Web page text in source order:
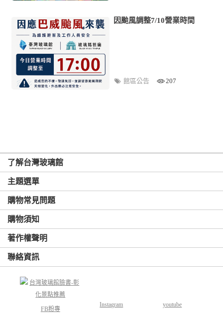
因颱風調整7/10營業時間
館區公告 207
了解台灣玻璃館
主題選單
購物常見問題
購物須知
著作權聲明
聯絡資訊
FB粉專
Instagram youtube